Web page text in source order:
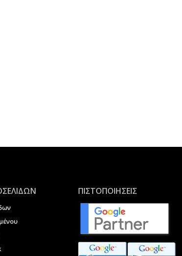
ΠΙΣΤΟΠΟΙΗΣΕΙΣ